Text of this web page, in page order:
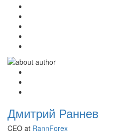
Дмитрий Раннев
CEO at RannForex